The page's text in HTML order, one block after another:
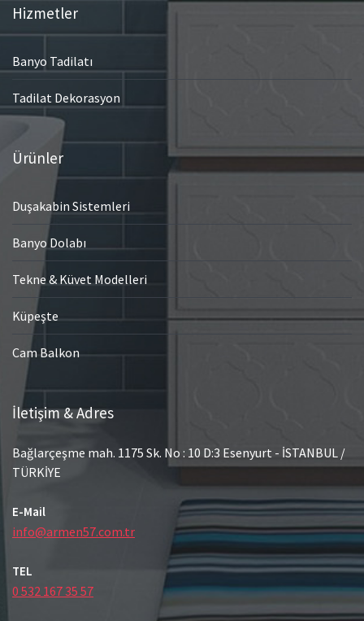
Hizmetler
Banyo Tadilatı
Tadilat Dekorasyon
Ürünler
Duşakabin Sistemleri
Banyo Dolabı
Tekne & Küvet Modelleri
Küpeşte
Cam Balkon
İletişim & Adres
Bağlarçeşme mah. 1175 Sk. No : 10 D:3 Esenyurt - İSTANBUL /
TÜRKİYE
E-Mail
info@armen57.com.tr
TEL
0 532 167 35 57